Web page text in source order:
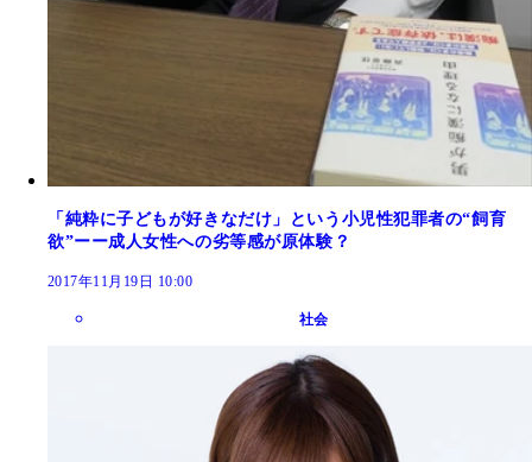
「純粋に子どもが好きなだけ」という小児性犯罪者の“飼育
欲”ーー成人女性への劣等感が原体験？
2017年11月19日 10:00
社会